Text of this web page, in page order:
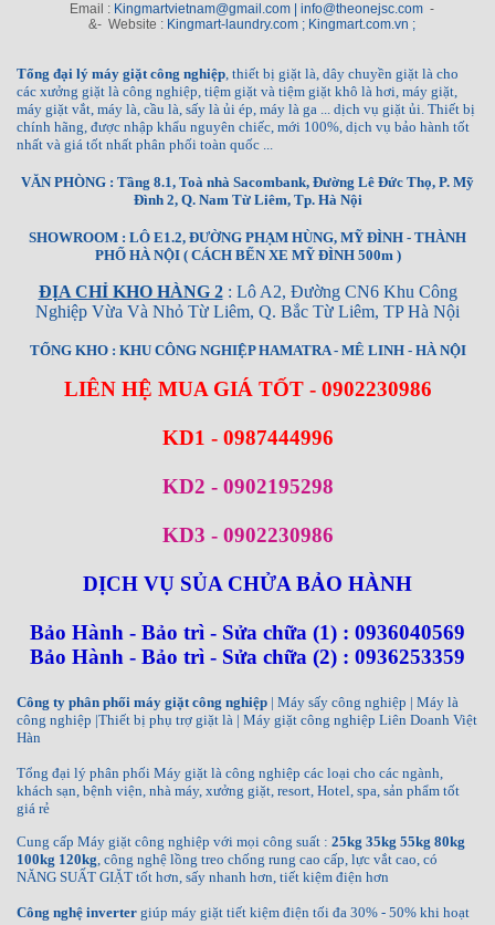
Email : Kingmartvietnam@gmail.com | info@theonejsc.com -
&- Website : Kingmart-laundry.com ; Kingmart.com.vn ;
Tổng đại lý máy giặt công nghiệp, thiết bị giặt là, dây chuyền giặt là cho
các xưởng giặt là công nghiệp, tiệm giặt và tiệm giặt khô là hơi, máy giặt,
máy giặt vắt, máy là, cầu là, sấy là ủi ép, máy là ga ... dịch vụ giặt ủi. Thiết bị
chính hãng, được nhập khẩu nguyên chiếc, mới 100%, dịch vụ bảo hành tốt
nhất và giá tốt nhất phân phối toàn quốc ...
VĂN PHÒNG : Tầng 8.1, Toà nhà Sacombank, Đường Lê Đức Thọ, P. Mỹ
Đình 2, Q. Nam Từ Liêm, Tp. Hà Nội
SHOWROOM : LÔ E1.2, ĐƯỜNG PHẠM HÙNG, MỸ ĐÌNH - THÀNH
PHỐ HÀ NỘI ( CÁCH BẾN XE MỸ ĐÌNH 500m )
ĐỊA CHỈ KHO HÀNG 2: Lô A2, Đường CN6 Khu Công
Nghiệp Vừa Và Nhỏ Từ Liêm, Q. Bắc Từ Liêm, TP Hà Nội
TỔNG KHO : KHU CÔNG NGHIỆP HAMATRA - MÊ LINH - HÀ NỘI
LIÊN HỆ MUA GIÁ TỐT - 0902230986
KD1 - 0987444996
KD2 - 0902195298
KD3 - 0902230986
DỊCH VỤ SỦA CHỬA BẢO HÀNH
Bảo Hành - Bảo trì - Sửa chữa (1) : 0936040569
Bảo Hành - Bảo trì - Sửa chữa (2) : 0936253359
Công ty phân phối máy giặt công nghiệp | Máy sấy công nghiệp | Máy là
công nghiệp |Thiết bị phụ trợ giặt là | Máy giặt công nghiệp Liên Doanh Việt
Hàn
Tổng đại lý phân phối Máy giặt là công nghiệp các loại cho các ngành,
khách sạn, bệnh viện, nhà máy, xưởng giặt, resort, Hotel, spa, sản phẩm tốt
giá rẻ
Cung cấp Máy giặt công nghiệp với mọi công suất : 25kg 35kg 55kg 80kg
100kg 120kg , công nghệ lồng treo chống rung cao cấp, lực vắt cao, có
NĂNG SUẤT GIẶT tốt hơn, sấy nhanh hơn, tiết kiệm điện hơn
Công nghệ inverter giúp máy giặt tiết kiệm điện tối đa 30% - 50% khi hoạt